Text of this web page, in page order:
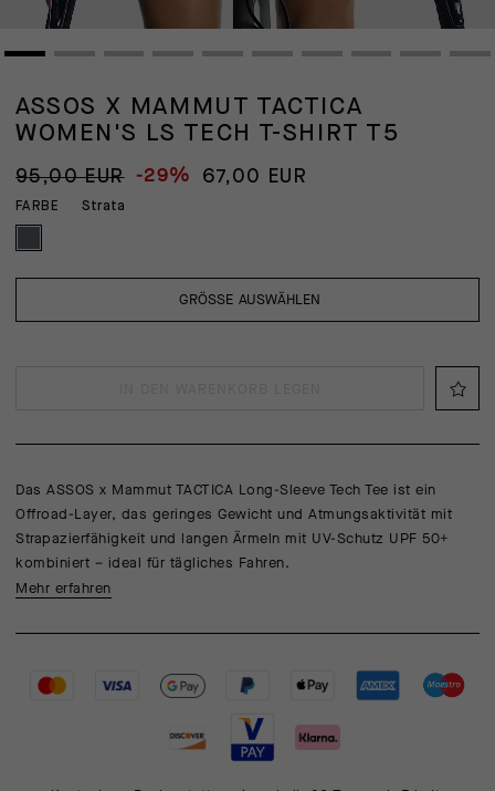
ASSOS X MAMMUT TACTICA
WOMEN'S LS TECH T-SHIRT T5
95,00 EUR -29% 67,00 EUR
FARBE Strata
GRÖSSE AUSWÄHLEN
Das ASSOS x Mammut TACTICA Long-Sleeve Tech Tee ist ein
Offroad-Layer, das geringes Gewicht und Atmungsaktivität mit
Strapazierfähigkeit und langen Ärmeln mit UV-Schutz UPF 50+
kombiniert – ideal für tägliches Fahren.
Mehr erfahren